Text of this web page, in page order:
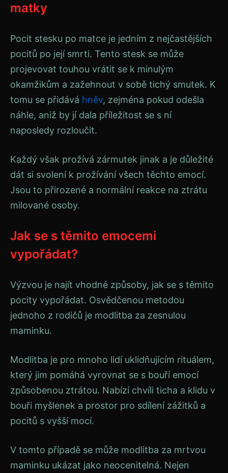
matky
Pocit stesku po matce je jedním z nejčastějších
pocitů po její smrti. Tento stesk se může
projevovat touhou vrátit se k minulým
okamžikům a zažehnout v sobě tichý smutek. K
tomu se přidává hněv, zejména pokud odešla
náhle, aniž by jí dala příležitost se s ní
naposledy rozloučit.
Každý však prožívá zármutek jinak a je důležité
dát si svolení k prožívání všech těchto emocí.
Jsou to přirozené a normální reakce na ztrátu
milované osoby.
Jak se s těmito emocemi
vypořádat?
Výzvou je najít vhodné způsoby, jak se s těmito
pocity vypořádat. Osvědčenou metodou
jednoho z rodičů je modlitba za zesnulou
maminku.
Modlitba je pro mnoho lidí uklidňujícím rituálem,
který jim pomáhá vyrovnat se s bouří emocí
způsobenou ztrátou. Nabízí chvíli ticha a klidu v
bouři myšlenek a prostor pro sdílení zážitků a
pocitů s vyšší mocí.
V tomto případě se může modlitba za mrtvou
maminku ukázat jako neocenitelná. Nejen